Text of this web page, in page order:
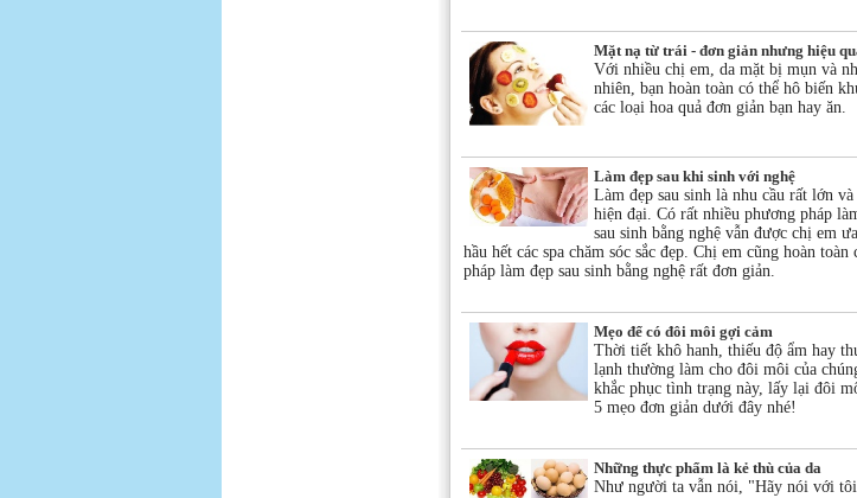
Mặt nạ từ trái - đơn giản nhưng hiệu
Với nhiều chị em, da mặt bị mụn và
nhiên, bạn hoàn toàn có thể hô biến
các loại hoa quả đơn giản bạn hay ăn.
Làm đẹp sau khi sinh với nghệ
Làm đẹp sau sinh là nhu cầu rất lớn
hiện đại. Có rất nhiều phương pháp
sau sinh bằng nghệ vẫn được chị em
hầu hết các spa chăm sóc sắc đẹp. Chị em cũng hoàn
pháp làm đẹp sau sinh bằng nghệ rất đơn giản.
Mẹo để có đôi môi gợi cảm
Thời tiết khô hanh, thiếu độ ẩm hay
lạnh thường làm cho đôi môi của
khắc phục tình trạng này, lấy lại đôi
5 mẹo đơn giản dưới đây nhé!
Những thực phẩm là kẻ thù của da
Như người ta vẫn nói, "Hãy nói với